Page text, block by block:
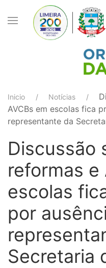
Inicio Notícias
AVCBs em escolas fica
representante da
Discussão
reformas e
escolas
por
Secretaria